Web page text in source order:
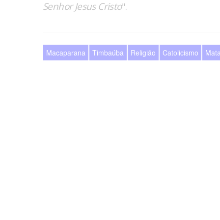
Senhor Jesus Cristo".
Macaparana Timbaúba Religião Catolicismo